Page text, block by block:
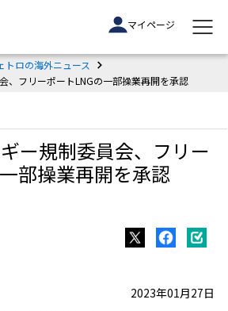
マイページ
ロの海外ニュース
、フリーポートLNGの一部操業再開を承認
ー規制委員会、フリー
部操業再開を承認
2023年01月27日